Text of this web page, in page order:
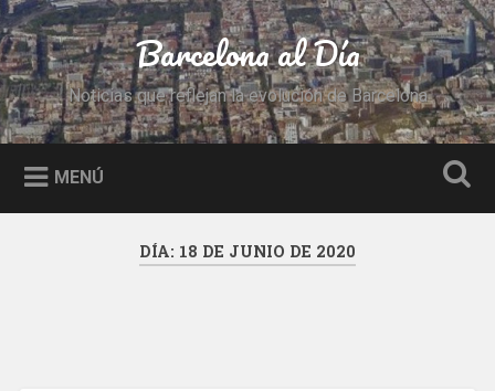
Saltar
al
contenido
Buscar Barcelona al Día
Noticias que reflejan la evolución de Barcelona
MENÚ
DÍA: 18 DE JUNIO DE 2020